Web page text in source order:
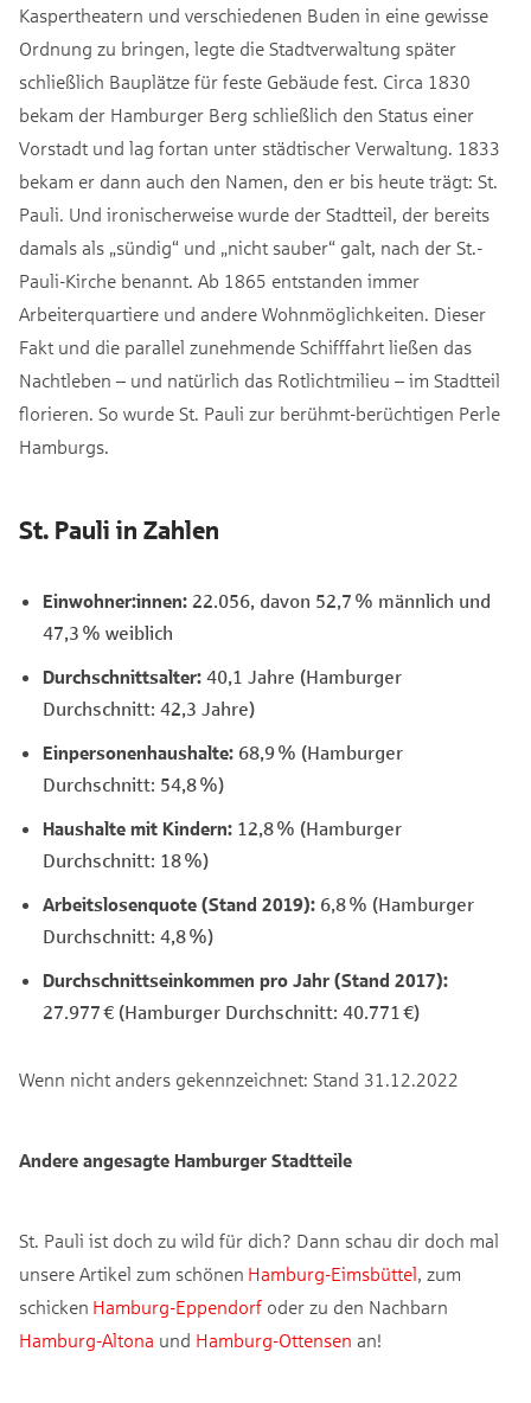
Kaspertheatern und verschiedenen Buden in eine gewisse
Ordnung zu bringen, legte die Stadtverwaltung später
schließlich Bauplätze für feste Gebäude fest. Circa 1830
bekam der Hamburger Berg schließlich den Status einer
Vorstadt und lag fortan unter städtischer Verwaltung. 1833
bekam er dann auch den Namen, den er bis heute trägt: St.
Pauli. Und ironischerweise wurde der Stadtteil, der bereits
damals als „sündig“ und „nicht sauber“ galt, nach der St.-
Pauli-Kirche benannt. Ab 1865 entstanden immer
Arbeiterquartiere und andere Wohnmöglichkeiten. Dieser
Fakt und die parallel zunehmende Schifffahrt ließen das
Nachtleben – und natürlich das Rotlichtmilieu – im Stadtteil
florieren. So wurde St. Pauli zur berühmt-berüchtigen Perle
Hamburgs.
St. Pauli in Zahlen
Einwohner:innen: 22.056, davon 52,7 % männlich und
47,3 % weiblich
Durchschnittsalter: 40,1 Jahre (Hamburger
Durchschnitt: 42,3 Jahre)
Einpersonenhaushalte: 68,9 % (Hamburger
Durchschnitt: 54,8 %)
Haushalte mit Kindern: 12,8 % (Hamburger
Durchschnitt: 18 %)
Arbeitslosenquote (Stand 2019): 6,8 % (Hamburger
Durchschnitt: 4,8 %)
Durchschnittseinkommen pro Jahr (Stand 2017):
27.977 € (Hamburger Durchschnitt: 40.771 €)
Wenn nicht anders gekennzeichnet: Stand 31.12.2022
Andere angesagte Hamburger Stadtteile
St. Pauli ist doch zu wild für dich? Dann schau dir doch mal
unsere Artikel zum schönen Hamburg-Eimsbüttel, zum
schicken Hamburg-Eppendorf oder zu den Nachbarn
Hamburg-Altona und Hamburg-Ottensen an!